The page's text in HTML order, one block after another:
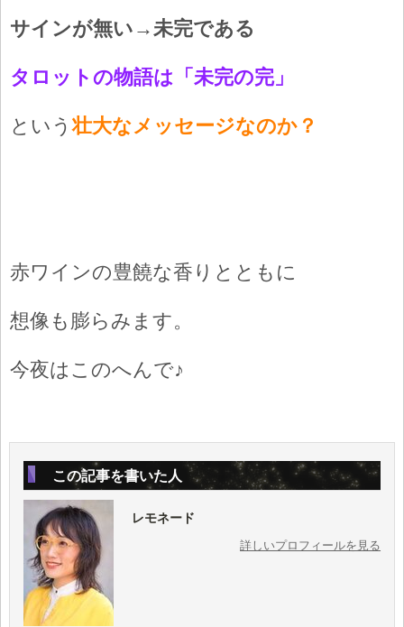
サインが無い→未完である
タロットの物語は「未完の完」
という壮大なメッセージなのか？
赤ワインの豊饒な香りとともに
想像も膨らみます。
今夜はこのへんで♪
この記事を書いた人
レモネード
詳しいプロフィールを見る